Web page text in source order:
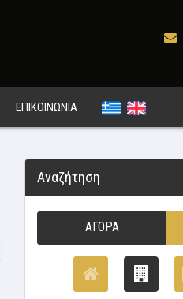
ΕΠΙΚΟΙΝΩΝΙΑ
Αναζήτηση
ΑΓΟΡΆ